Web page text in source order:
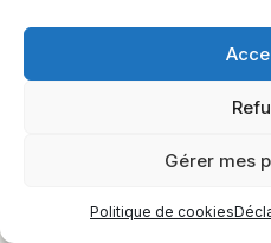
Gérer mes
Politique de cookies